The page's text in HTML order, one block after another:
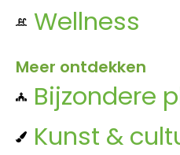
Wellness
Meer ontdekken
Bijzondere
Kunst &